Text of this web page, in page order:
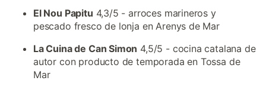
El Nou Papitu 4,3/5 - arroces marineros y
pescado fresco de lonja en Arenys de Mar
La Cuina de Can Simon 4,5/5 - cocina catalana de
autor con producto de temporada en Tossa de
Mar